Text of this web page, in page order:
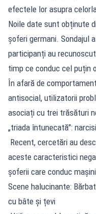
efectele lor asupra
Noile date sunt obținute
șoferi germani. Sondajul
participanți au
timp ce conduc cel puțin
În afară de
antisocial, utilizatorii
asociați cu trei trăsături
„triada întunecată”:
Recent, cercetări au
aceste caracteristici
șoferii care conduc
Scene halucinante:
cu bâte și țevi